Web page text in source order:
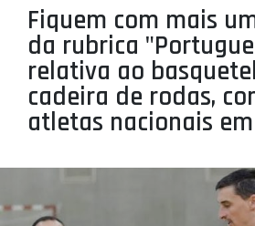
AGENTES
AGENDA
SELEÇÕES
MINIBASQUETE
ÁREA TÉCNICA
PROJETOS
LIGA BETCLIC MASCULINA
Fiquem com mais
da rubrica
relativa ao
cadeira de rodas,
atletas nacionais